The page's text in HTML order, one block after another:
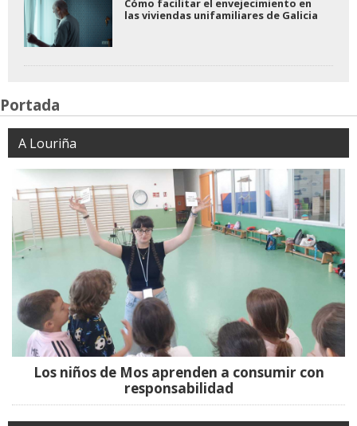
Cómo facilitar el envejecimiento en
las viviendas unifamiliares de Galicia
Portada
A Louriña
Los niños de Mos aprenden a consumir con
responsabilidad